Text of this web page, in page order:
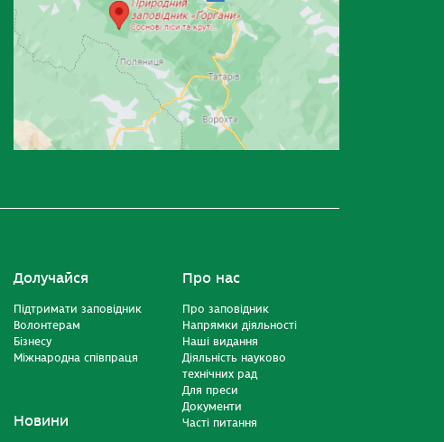
Долучайся
Підтримати заповідник
Волонтерам
Бізнесу
Міжнародна співпраця
Новини
Про нас
Про заповідник
Напрямки діяльності
Наші видання
Діяльність науково
технічних рад
Для преси
Документи
Часті питання